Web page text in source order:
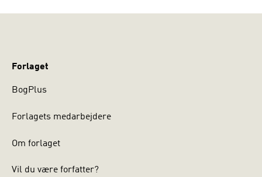
Forlaget
BogPlus
Forlagets medarbejdere
Om forlaget
Vil du være forfatter?